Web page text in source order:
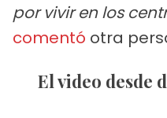
por vivir en los
comentó otra
El video